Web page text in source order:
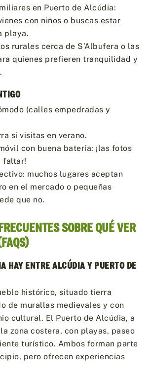
en Puerto de Alcúdia:
con niños o buscas estar
playa.
rurales cerca de S’Albufera o las
quienes prefieren tranquilidad y
(calles empedradas y
si visitas en verano.
con buena batería: ¡las fotos
faltar!
muchos lugares aceptan
en el mercado o pequeñas
que no.
SOBRE QUÉ VER
HAY ENTRE ALCÚDIA Y PUERTO DE
histórico, situado tierra
de murallas medievales y con
cultural. El Puerto de Alcúdia, a
zona costera, con playas, paseo
turístico. Ambos forman parte
pero ofrecen experiencias